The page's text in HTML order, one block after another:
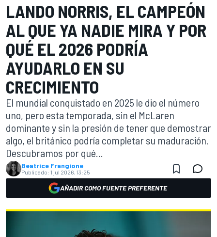
LANDO NORRIS, EL CAMPEÓN
AL QUE YA NADIE MIRA Y POR
QUÉ EL 2026 PODRÍA
AYUDARLO EN SU
CRECIMIENTO
El mundial conquistado en 2025 le dio el número
uno, pero esta temporada, sin el McLaren
dominante y sin la presión de tener que demostrar
algo, el británico podría completar su maduración.
Descubramos por qué...
Beatrice Frangione
Publicado: 1 jul 2026, 13:25
AÑADIR COMO FUENTE PREFERENTE